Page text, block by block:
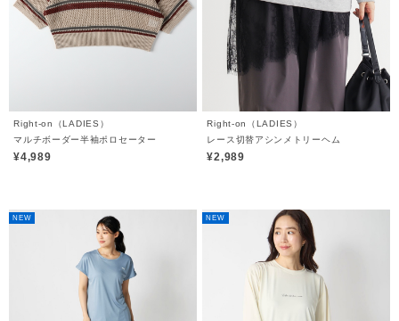
Right-on（LADIES）
マルチボーダー半袖ポロセーター
¥4,989
Right-on（LADIES）
レース切替アシンメトリーヘム
¥2,989
NEW NEW